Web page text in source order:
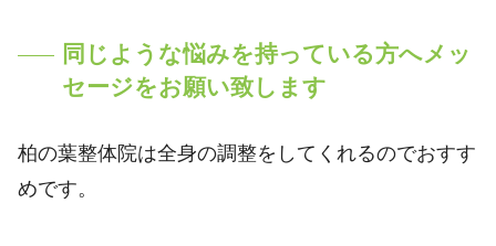
同じような悩みを持っている方へメッ
セージをお願い致します
柏の葉整体院は全身の調整をしてくれるのでおすす
めです。